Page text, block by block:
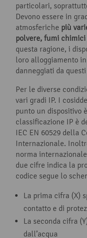
particolari,
Devono essere in
atmosferiche più
polvere, fumi
questa ragione, i
loro alloggiamento
danneggiati da
Per le diverse
vari gradi IP. I
punto un dispositivo
classificazione IP è
IEC EN 60529 della
Internazionale.
norma
due cifre indica la
codice segue lo
La prima cifra (X)
contatto e di
La seconda cifra
dall’acqua